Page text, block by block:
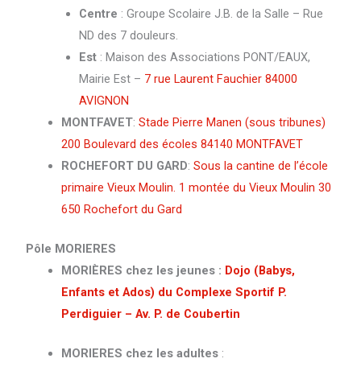
Centre : Groupe Scolaire J.B. de la Salle – Rue
ND des 7 douleurs.
Est : Maison des Associations PONT/EAUX,
Mairie Est – 7 rue Laurent Fauchier 84000
AVIGNON
MONTFAVET:Stade Pierre Manen (sous tribunes)
200 Boulevard des écoles 84140 MONTFAVET
ROCHEFORT DU GARD:Sous la cantine de l’école
primaire Vieux Moulin. 1 montée du Vieux Moulin 30
650 Rochefort du Gard
Pôle MORIERES
MORIÈRES chez les jeunes : Dojo (Babys,
Enfants et Ados) du Complexe Sportif P.
Perdiguier – Av. P. de Coubertin
MORIERES chez les adultes :